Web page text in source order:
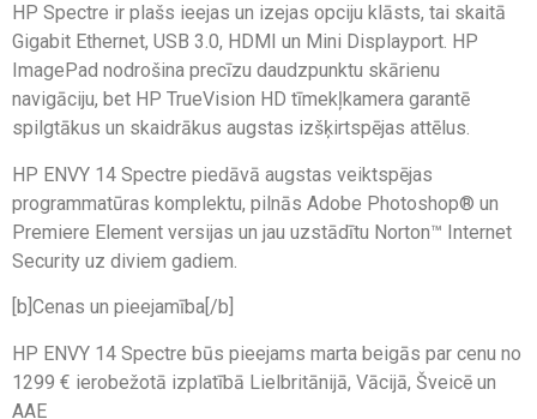
HP Spectre ir plašs ieejas un izejas opciju klāsts, tai skaitā
Gigabit Ethernet, USB 3.0, HDMI un Mini Displayport. HP
ImagePad nodrošina precīzu daudzpunktu skārienu
navigāciju, bet HP TrueVision HD tīmekļkamera garantē
spilgtākus un skaidrākus augstas izšķirtspējas attēlus.
HP ENVY 14 Spectre piedāvā augstas veiktspējas
programmatūras komplektu, pilnās Adobe Photoshop® un
Premiere Element versijas un jau uzstādītu Norton™ Internet
Security uz diviem gadiem.
[b]Cenas un pieejamība[/b]
HP ENVY 14 Spectre būs pieejams marta beigās par cenu no
1299 € ierobežotā izplatībā Lielbritānijā, Vācijā, Šveicē un
AAE